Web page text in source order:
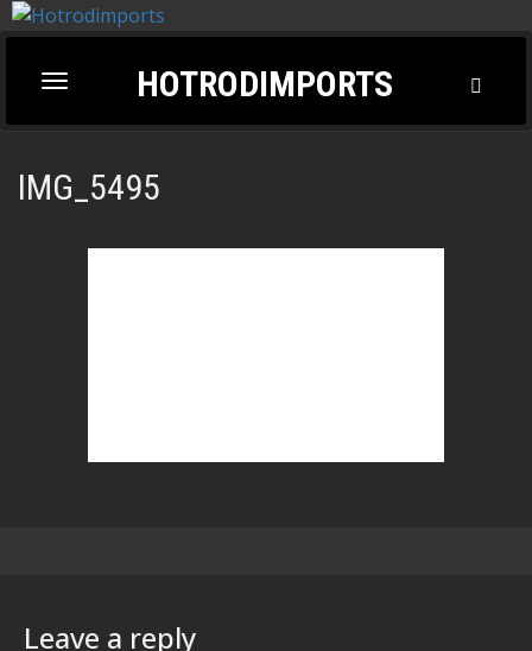
Toggle
navigation
HOTRODIMPORTS
IMG_5495
Leave a reply